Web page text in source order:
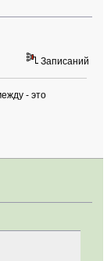
Записаний
- это